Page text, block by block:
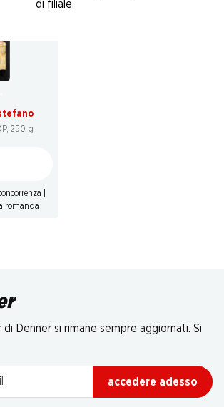
di filiale
250 g
|
romanda
Denner si rimane sempre aggiornati. Si
accedere adesso